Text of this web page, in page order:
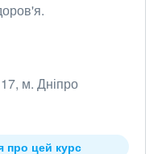
17, м. Дніпро
про цей курс